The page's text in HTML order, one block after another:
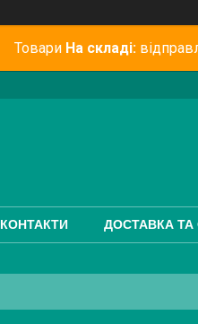
Товари На складі:
КОНТАКТИ ДОСТАВКА ТА